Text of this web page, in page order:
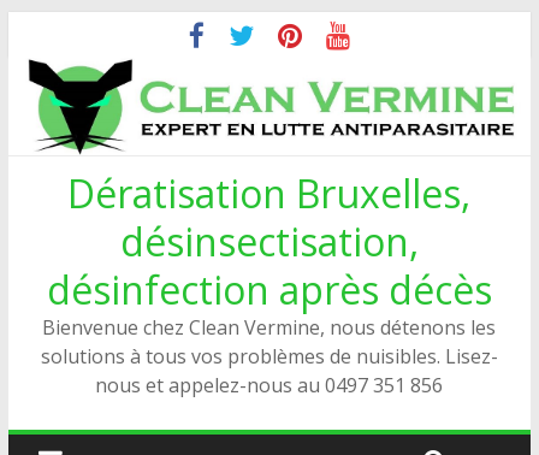
Dératisation Bruxelles,
désinsectisation,
désinfection après décès
Bienvenue chez Clean Vermine, nous détenons les
solutions à tous vos problèmes de nuisibles. Lisez-
nous et appelez-nous au 0497 351 856